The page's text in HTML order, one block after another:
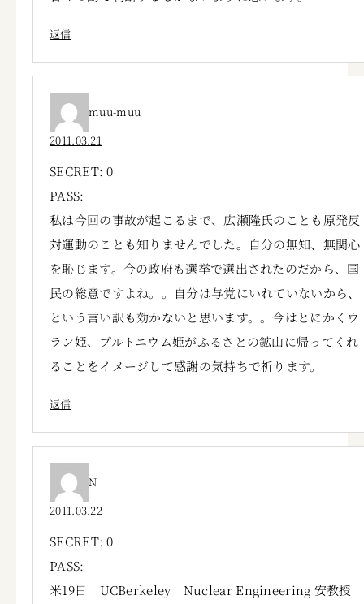
返信
muu-muu
2011.03.21
SECRET: 0
PASS:
私は今回の事故が起こるまで、広瀬隆氏のことも原発反
対運動のことも知りませんでした。自分の無知、無関心
を恥じます。今の政府も選挙で選出されたのだから、国
民の総意ですよね。。自分は与党にいれていないから、
という言い訳も効かないと思います。。今はとにかくウ
ラン姫、プルトニウム姫がふるさとの鉱山に帰ってくれ
ることをイメージして感謝の気持ちで祈ります。
返信
N
2011.03.22
SECRET: 0
PASS:
米19日 UCBerkeley Nuclear Engineering 安教授